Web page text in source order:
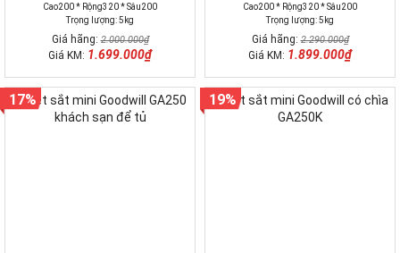
Cao200 * Rộng320 * Sâu200
Trọng lượng: 5kg
Giá hãng:2.000.000₫
Giá KM: 1.699.000₫
Cao200 * Rộng320 * Sâu200
Trọng lượng: 5kg
Giá hãng:2.290.000₫
Giá KM: 1.899.000₫
17% 19%